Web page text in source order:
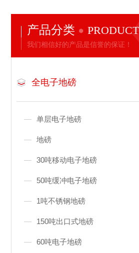
产品分类 PRODUCT
我们相信好的产品是信誉的保证！
全电子地磅
单层电子地磅
地磅
30吨移动电子地磅
50吨缓冲电子地磅
1吨不锈钢地磅
150吨出口式地磅
60吨电子地磅